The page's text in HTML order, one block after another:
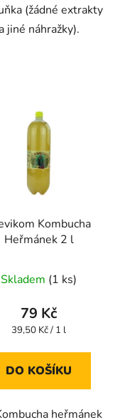
(žádné extrakty
a jiné náhražky).
Kombucha
Heřmánek 2 l
hodnocení
produktu
je
z
Skladem (1 ks)
79 Kč
Měrná
39,50 Kč / 1 l
DO KOŠÍKU
heřmánek